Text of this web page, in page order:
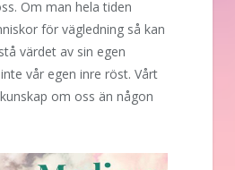
Om man hela tiden
för vägledning så kan
värdet av sin egen
vår egen inre röst. Vårt
om oss än någon